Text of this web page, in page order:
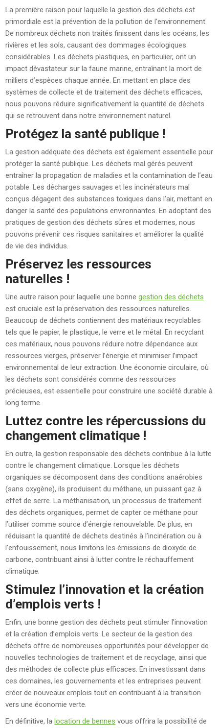
La première raison pour laquelle la gestion des déchets est
primordiale est la prévention de la pollution de l’environnement.
De nombreux déchets non traités finissent dans les océans, les
rivières et les sols, causant des dommages écologiques
considérables. Les déchets plastiques, en particulier, ont un
impact dévastateur sur la faune marine, entraînant la mort de
milliers d’espèces chaque année. En mettant en place des
systèmes de collecte et de traitement des déchets efficaces,
nous pouvons réduire significativement la quantité de déchets
qui se retrouvent dans notre environnement naturel.
Protégez la santé publique !
La gestion adéquate des déchets est également essentielle pour
protéger la santé publique. Les déchets mal gérés peuvent
entraîner la propagation de maladies et la contamination de l’eau
potable. Les décharges sauvages et les incinérateurs mal
conçus dégagent des substances toxiques dans l’air, mettant en
danger la santé des populations environnantes. En adoptant des
pratiques de gestion des déchets sûres et modernes, nous
pouvons prévenir ces risques sanitaires et améliorer la qualité
de vie des individus.
Préservez les ressources
naturelles !
Une autre raison pour laquelle une bonnegestion des déchets
est cruciale est la préservation des ressources naturelles.
Beaucoup de déchets contiennent des matériaux recyclables
tels que le papier, le plastique, le verre et le métal. En recyclant
ces matériaux, nous pouvons réduire notre dépendance aux
ressources vierges, préserver l’énergie et minimiser l’impact
environnemental de leur extraction. Une économie circulaire, où
les déchets sont considérés comme des ressources
précieuses, est essentielle pour construire une société durable à
long terme.
Luttez contre les répercussions du
changement climatique !
En outre, la gestion responsable des déchets contribue à la lutte
contre le changement climatique. Lorsque les déchets
organiques se décomposent dans des conditions anaérobies
(sans oxygène), ils produisent du méthane, un puissant gaz à
effet de serre. La méthanisation, un processus de traitement
des déchets organiques, permet de capter ce méthane pour
l’utiliser comme source d’énergie renouvelable. De plus, en
réduisant la quantité de déchets destinés à l’incinération ou à
l’enfouissement, nous limitons les émissions de dioxyde de
carbone, contribuant ainsi à lutter contre le réchauffement
climatique.
Stimulez l’innovation et la création
d’emplois verts !
Enfin, une bonne gestion des déchets peut stimuler l’innovation
et la création d’emplois verts. Le secteur de la gestion des
déchets offre de nombreuses opportunités pour développer de
nouvelles technologies de traitement et de recyclage, ainsi que
des méthodes de collecte plus efficaces. En investissant dans
ces domaines, les gouvernements et les entreprises peuvent
créer de nouveaux emplois tout en contribuant à la transition
vers une économie verte.
En définitive, la location de bennes vous offrira la possibilité de